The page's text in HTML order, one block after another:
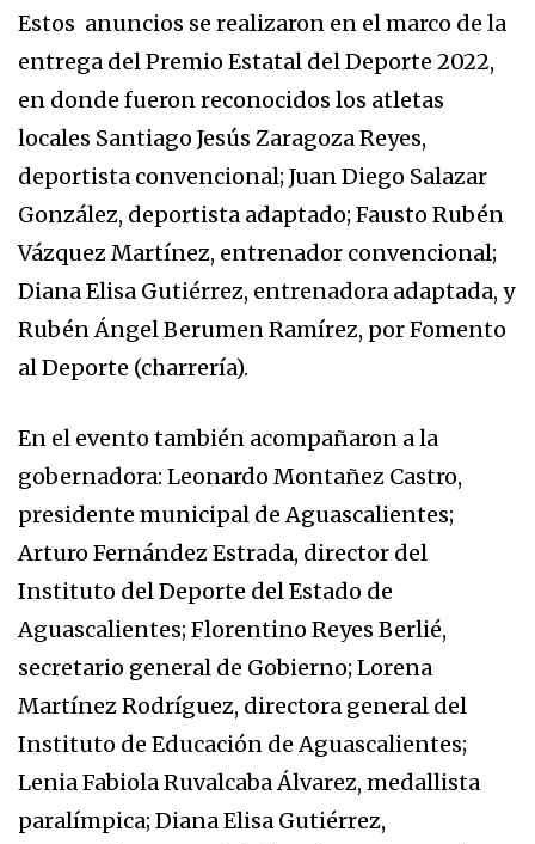
Estos anuncios se realizaron en el marco de la
entrega del Premio Estatal del Deporte 2022,
en donde fueron reconocidos los atletas
locales Santiago Jesús Zaragoza Reyes,
deportista convencional; Juan Diego Salazar
González, deportista adaptado; Fausto Rubén
Vázquez Martínez, entrenador convencional;
Diana Elisa Gutiérrez, entrenadora adaptada, y
Rubén Ángel Berumen Ramírez, por Fomento
al Deporte (charrería).
En el evento también acompañaron a la
gobernadora: Leonardo Montañez Castro,
presidente municipal de Aguascalientes;
Arturo Fernández Estrada, director del
Instituto del Deporte del Estado de
Aguascalientes; Florentino Reyes Berlié,
secretario general de Gobierno; Lorena
Martínez Rodríguez, directora general del
Instituto de Educación de Aguascalientes;
Lenia Fabiola Ruvalcaba Álvarez, medallista
paralímpica; Diana Elisa Gutiérrez,